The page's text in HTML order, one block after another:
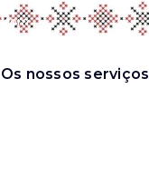
Os nossos serviços